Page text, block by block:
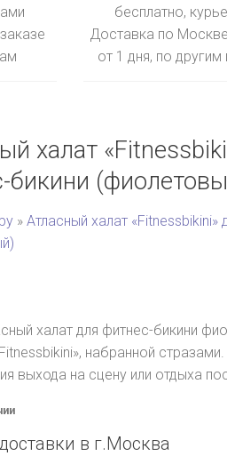
бесплатно,
Доставка по
от 1 дня, по
халат
бикини
» Атласный халат «Fitnessbikini»
халат для фитнес-бикини
набранной
выхода на сцену или отдыха
в г.Москва